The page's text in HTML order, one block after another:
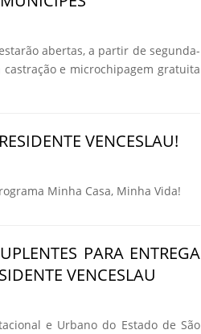
abertas, a partir de segunda-
e microchipagem gratuita
VENCESLAU!
Minha Casa, Minha Vida!
PARA ENTREGA
VENCESLAU
e Urbano do Estado de São